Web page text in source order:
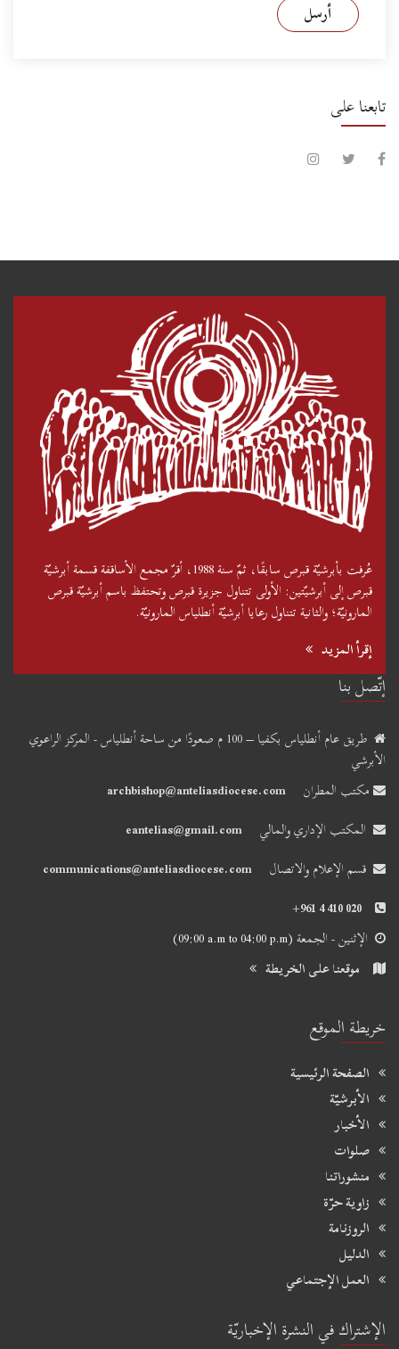
أرسل
تابعنا على
عُرفت بأبرشيّة قبرص سابقًا، ثمّ سنة 1988، أقرّ مجمع الأساقفة قسمة أبرشيّة
قبرص إلى أبرشيّتين: الأولى تتناول جزيرة قبرص وتحتفظ باسم أبرشيّة قبرص
المارونيّة؛ والثانية تتناول رعايا أبرشيّة أنطلياس المارونيّة.
إقرأ المزيد
إتّصل بنا
طريق عام أنطلياس بكفيا – 100 م صعودًا من ساحة أنطلياس - المركز الراعوي
الأبرشي
مكتب المطران
archbishop@anteliasdiocese.com
المكتب الإداري والمالي
eantelias@gmail.com
قسم الإعلام والاتصال
communications@anteliasdiocese.com
+961 4 410 020
الإثنين - الجمعة(09:00 a.m to 04:00 p.m)
موقعنا على الخريطة
خريطة الموقع
الصفحة الرئيسية
الأبرشيّة
الأخبار
صلوات
منشوراتنا
زاوية حرّة
الروزنامة
الدليل
العمل الإجتماعي
الإشتراك في النشرة الإخباريّة